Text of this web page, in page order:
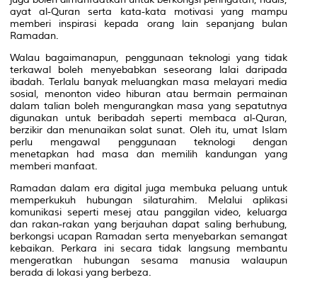
ayat al-Quran serta kata-kata motivasi yang mampu
memberi inspirasi kepada orang lain sepanjang bulan
Ramadan.
Walau bagaimanapun, penggunaan teknologi yang tidak
terkawal boleh menyebabkan seseorang lalai daripada
ibadah. Terlalu banyak meluangkan masa melayari media
sosial, menonton video hiburan atau bermain permainan
dalam talian boleh mengurangkan masa yang sepatutnya
digunakan untuk beribadah seperti membaca al-Quran,
berzikir dan menunaikan solat sunat. Oleh itu, umat Islam
perlu mengawal penggunaan teknologi dengan
menetapkan had masa dan memilih kandungan yang
memberi manfaat.
Ramadan dalam era digital juga membuka peluang untuk
memperkukuh hubungan silaturahim. Melalui aplikasi
komunikasi seperti mesej atau panggilan video, keluarga
dan rakan-rakan yang berjauhan dapat saling berhubung,
berkongsi ucapan Ramadan serta menyebarkan semangat
kebaikan. Perkara ini secara tidak langsung membantu
mengeratkan hubungan sesama manusia walaupun
berada di lokasi yang berbeza.